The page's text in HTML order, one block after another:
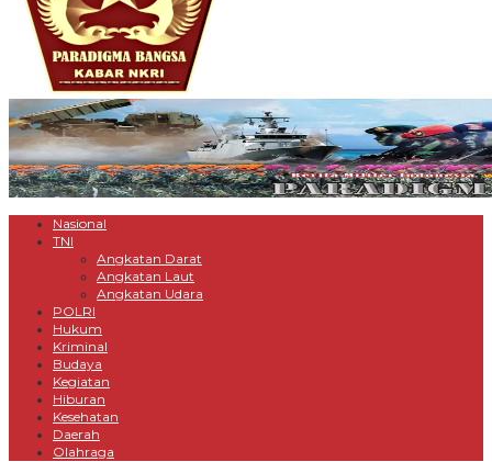
Nasional
TNI
Angkatan Darat
Angkatan Laut
Angkatan Udara
POLRI
Hukum
Kriminal
Budaya
Kegiatan
Hiburan
Kesehatan
Daerah
Olahraga